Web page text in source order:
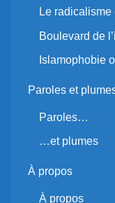
Le
Boulevard de
Islamophobie
Paroles et
Paroles…
…et plumes
À propos
À propos